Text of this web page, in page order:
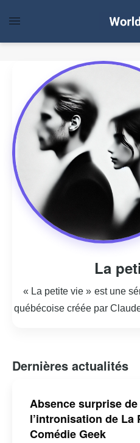
La
« La petite vie » est une
québécoise créée par
personnages excentriques
Leurs enfants, Rénald,
personnages
ses dialogues mémorables
remporté de nombreux
phénomène de société. Les
sont encore cités et imités
Dernières actualités
Absence surprise
l’intronisation de La
Comédie Geek